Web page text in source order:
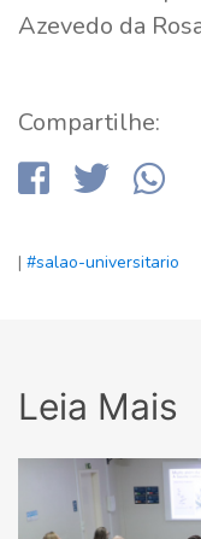
Azevedo da
Compartilhe:
| #salao-universitario
Leia Mais